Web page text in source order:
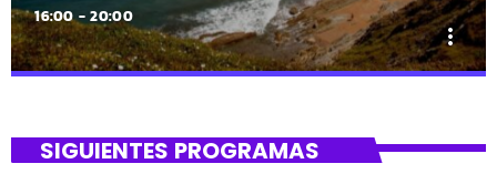
16:00 - 20:00
more_vert
¡Toda la música!
SIGUIENTES PROGRAMAS